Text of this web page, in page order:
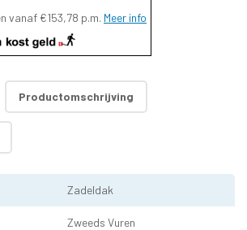
vanaf €153,78 p.m. Meer info
Productomschrijving
Zadeldak
Zweeds Vuren